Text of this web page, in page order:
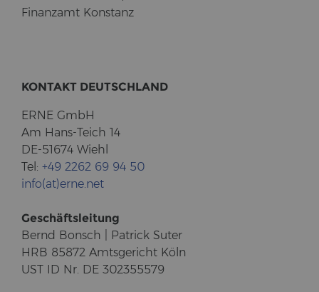
Fi­nanz­amt Kon­stanz
KON­TAKT DEUTSCH­LAND
ERNE GmbH
Am Hans-​Teich 14
DE-51674 Wiehl
Tel: +49 2262 69 94 50
info(at)erne.net
Ge­schäfts­lei­tung
Bernd Bonsch | Pa­trick Suter
HRB 85872 Amts­ge­richt Köln
UST ID Nr. DE 302355579